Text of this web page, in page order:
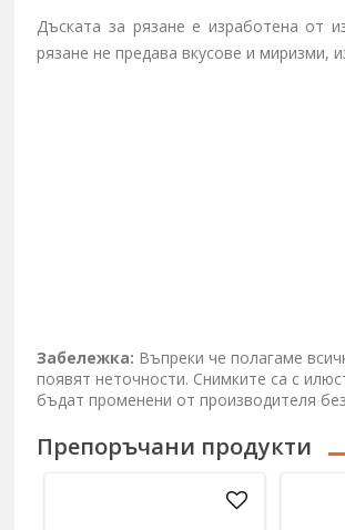
Дъската за рязане е изработена от
рязане не предава вкусове и миризми,
Забележка: Въпреки че полагаме
появят неточности. Снимките са с
бъдат променени от производителя
Препоръчани продукти